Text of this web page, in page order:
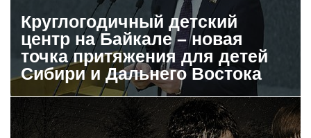
Круглогодичный детский
центр на Байкале – новая
точка притяжения для детей
Сибири и Дальнего Востока